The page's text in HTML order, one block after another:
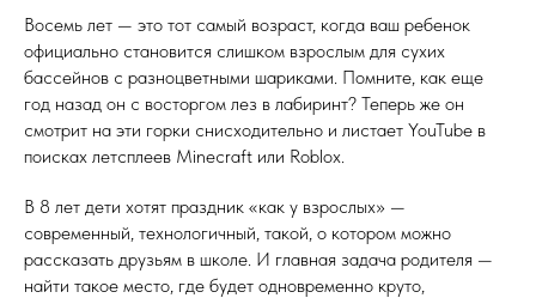
Восемь лет — это тот самый возраст, когда ваш ребенок
официально становится слишком взрослым для сухих
бассейнов с разноцветными шариками. Помните, как еще
год назад он с восторгом лез в лабиринт? Теперь же он
смотрит на эти горки снисходительно и листает YouTube в
поисках летсплеев Minecraft или Roblox.
В 8 лет дети хотят праздник «как у взрослых» —
современный, технологичный, такой, о котором можно
рассказать друзьям в школе. И главная задача родителя —
найти такое место, где будет одновременно круто,